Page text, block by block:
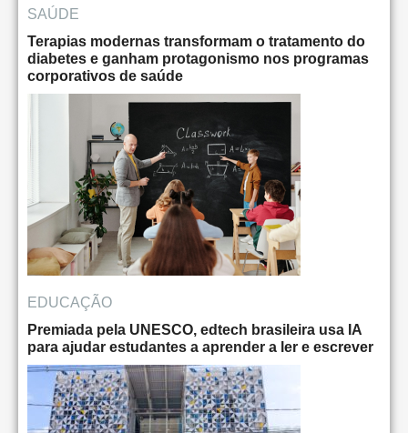
SAÚDE
Terapias modernas transformam o tratamento do
diabetes e ganham protagonismo nos programas
corporativos de saúde
EDUCAÇÃO
Premiada pela UNESCO, edtech brasileira usa IA
para ajudar estudantes a aprender a ler e escrever